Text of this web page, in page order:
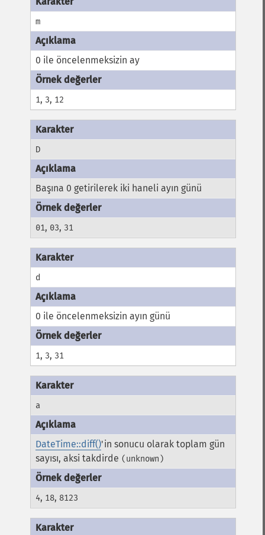
m
0 ile öncelenmeksizin ay
1, 3, 12
D
Başına 0 getirilerek iki haneli ayın günü
01, 03, 31
d
0 ile öncelenmeksizin ayın günü
1, 3, 31
a
DateTime::diff()'in sonucu olarak toplam gün
sayısı, aksi takdirde (unknown)
4, 18, 8123